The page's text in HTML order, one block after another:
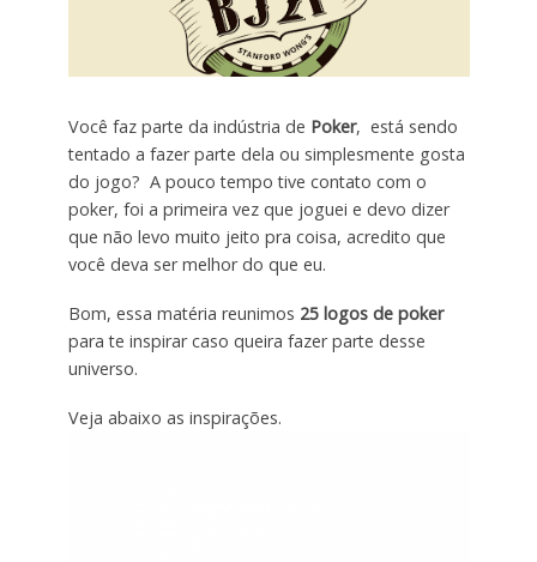
Você faz parte da indústria de Poker, está sendo
tentado a fazer parte dela ou simplesmente gosta
do jogo? A pouco tempo tive contato com o
poker, foi a primeira vez que joguei e devo dizer
que não levo muito jeito pra coisa, acredito que
você deva ser melhor do que eu.
Bom, essa matéria reunimos 25 logos de poker
para te inspirar caso queira fazer parte desse
universo.
Veja abaixo as inspirações.